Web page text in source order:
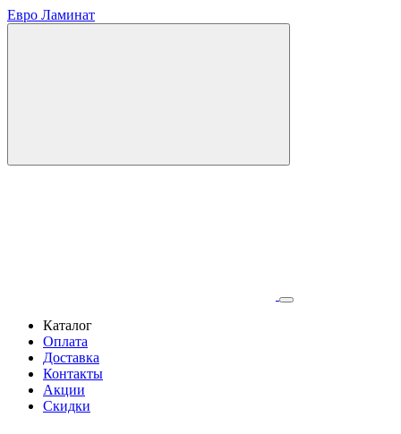
Евро Ламинат
Каталог
Оплата
Доставка
Контакты
Акции
Скидки